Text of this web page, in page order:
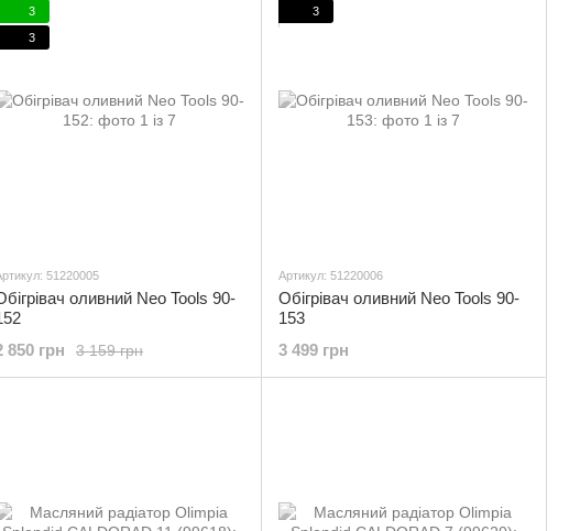
3
3
51220005
оливний Neo Tools 90-
3 159 грн
850 грн
3
Артикул: 51220006
Обігрівач оливний Neo Tools 90-
153
3 499 грн